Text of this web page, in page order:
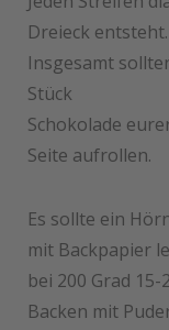
Dreieck entsteht.
Insgesamt
Stück
Schokolade
Seite aufrollen.
Es sollte ein
mit Backpapier
bei 200 Grad
Backen mit